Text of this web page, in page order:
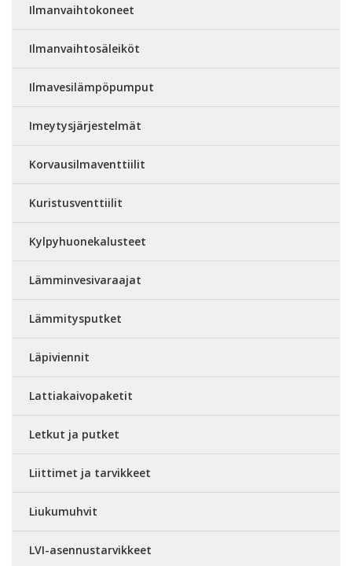
Ilmanvaihtokoneet
Ilmanvaihtosäleiköt
Ilmavesilämpöpumput
Imeytysjärjestelmät
Korvausilmaventtiilit
Kuristusventtiilit
Kylpyhuonekalusteet
Lämminvesivaraajat
Lämmitysputket
Läpiviennit
Lattiakaivopaketit
Letkut ja putket
Liittimet ja tarvikkeet
Liukumuhvit
LVI-asennustarvikkeet